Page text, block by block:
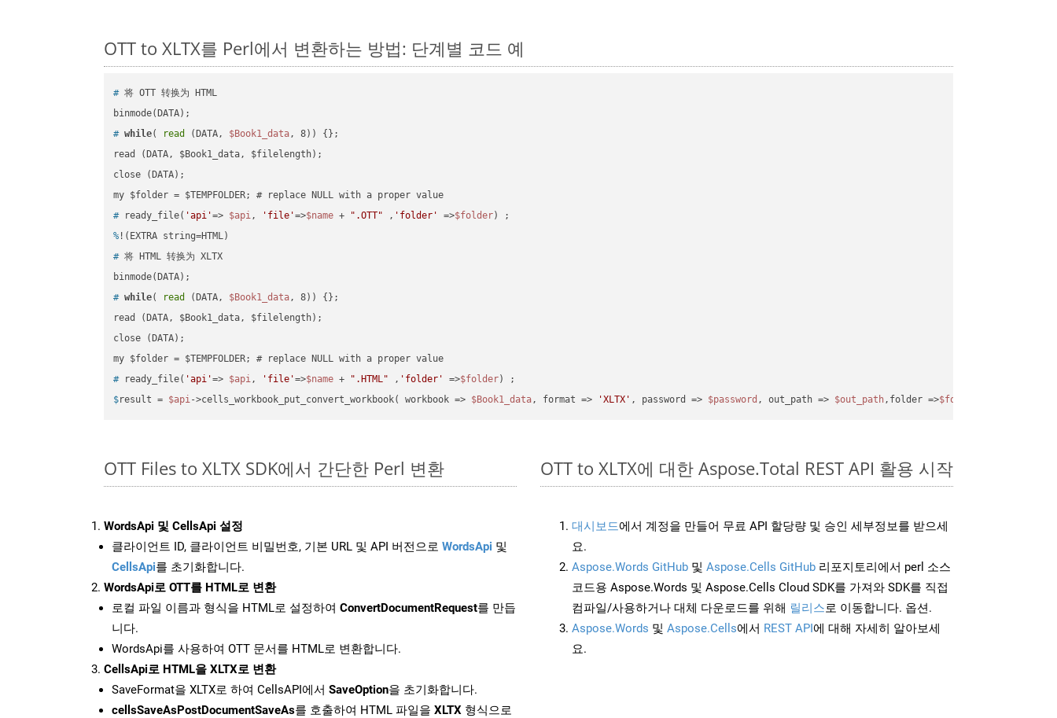
OTT to XLTX를 Perl에서 변환하는 방법: 단계별 코드 예
# 将 OTT 转换为 HTML
# while( read (DATA, $Book1_data, 8)) {};
read (DATA, $Book1_data, $filelength);
close (DATA);
# ready_file( 'api'=> $api, 'file'=>$name + ".OTT" , 'folder' =>$folder) ;
% !(EXTRA string=HTML)
# 将 HTML 转换为 XLTX
# while( read (DATA, $Book1_data, 8)) {};
read (DATA, $Book1_data, $filelength);
close (DATA);
# ready_file( 'api'=> $api, 'file'=>$name + ".HTML" , 'folder' =>$folder) ;
$result = $api->cells_workbook_put_convert_workbook( workbook => $Book1_data, format => 'XLTX' , password => $password , out_path => $out_path,folder =>$folder
OTT Files to XLTX SDK에서 간단한 Perl 변환
WordsApi 및 CellsApi 설정
클라이언트 ID, 클라이언트 비밀번호, 기본 URL 및 API 버전으로 WordsApi 및
CellsApi를 초기화합니다.
WordsApi로 OTT를 HTML로 변환
로컬 파일 이름과 형식을 HTML로 설정하여 ConvertDocumentRequest를 만듭
니다.
WordsApi를 사용하여 OTT 문서를 HTML로 변환합니다.
CellsApi로 HTML을 XLTX로 변환
SaveFormat을 XLTX로 하여 CellsAPI에서 SaveOption을 초기화합니다.
cellsSaveAsPostDocumentSaveAs를 호출하여 HTML 파일을 XLTX 형식으로
OTT to XLTX에 대한 Aspose.Total REST API 활용 시작
대시보드에서 계정을 만들어 무료 API 할당량 및 승인 세부정보를 받으세
요.
Aspose.Words GitHub 및 Aspose.Cells GitHub 리포지토리에서 perl 소스
코드용 Aspose.Words 및 Aspose.Cells Cloud SDK를 가져와 SDK를 직접
컴파일/사용하거나 대체 다운로드를 위해 릴리스로 이동합니다. 옵션.
Aspose.Words 및 Aspose.Cells에서 REST API에 대해 자세히 알아보세
요.